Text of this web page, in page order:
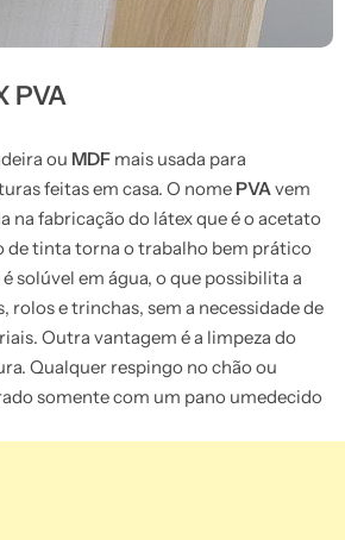
PVA
ou MDF mais usada para
feitas em casa. O nome PVAvem
na fabricação do látex que é o acetato
de tinta torna o trabalho bem prático
solúvel em água, o que possibilita a
rolos e trinchas, sem a necessidade de
Outra vantagem é a limpeza do
Qualquer respingo no chão ou
somente com um pano umedecido